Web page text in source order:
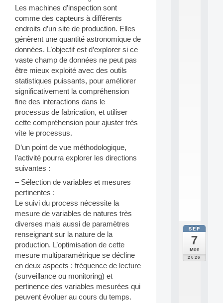
Les machines d’inspection sont
comme des capteurs à différents
endroits d’un site de production. Elles
génèrent une quantité astronomique de
données. L’objectif est d’explorer si ce
vaste champ de données ne peut pas
être mieux exploité avec des outils
statistiques puissants, pour améliorer
significativement la compréhension
fine des interactions dans le
processus de fabrication, et utiliser
cette compréhension pour ajuster très
vite le processus.
D’un point de vue méthodologique,
l’activité pourra explorer les directions
suivantes :
– Sélection de variables et mesures
pertinentes :
Le suivi du process nécessite la
mesure de variables de natures très
diverses mais aussi de paramètres
renseignant sur la nature de la
production. L’optimisation de cette
mesure multiparamétrique se décline
en deux aspects : fréquence de lecture
(surveillance ou monitoring) et
pertinence des variables mesurées qui
peuvent évoluer au cours du temps.
SEP
7
Mon
2026